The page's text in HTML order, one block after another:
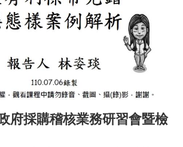
府採購稽核業務研習會暨檢